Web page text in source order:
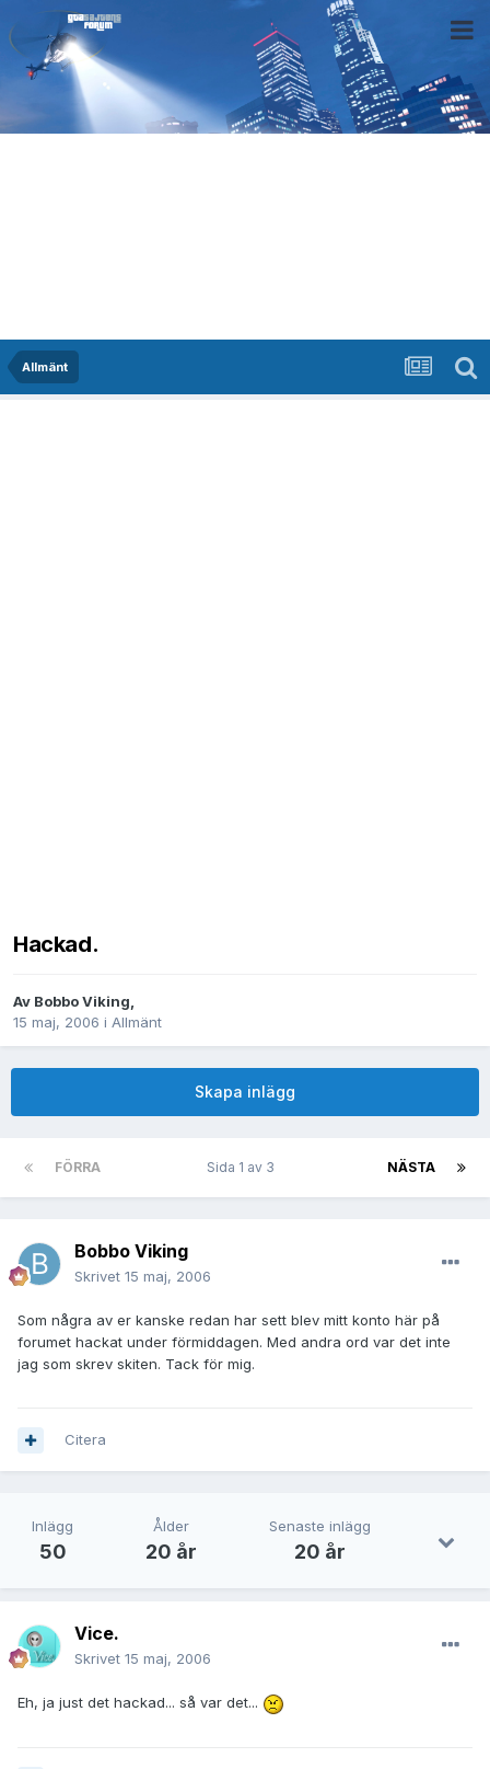
Allmänt
Hackad.
Av Bobbo Viking,
15 maj, 2006 i Allmänt
Skapa inlägg
FÖRRA NÄSTA
Sida 1 av 3
Bobbo Viking
Skrivet 15 maj, 2006
Som några av er kanske redan har sett blev mitt konto här på
forumet hackat under förmiddagen. Med andra ord var det inte
jag som skrev skiten. Tack för mig.
Citera
Inlägg
50
Ålder
20 år
Senaste inlägg
20 år
Vice.
Skrivet 15 maj, 2006
Eh, ja just det hackad... så var det...